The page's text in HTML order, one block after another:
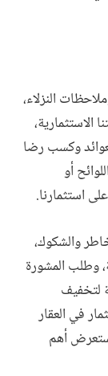
النزلاء،
الاستثمارية،
وكسب رضا
أو
استثمارنا.
والشكوك،
وطلب المشورة
لتخفيف
في العقار
أهم